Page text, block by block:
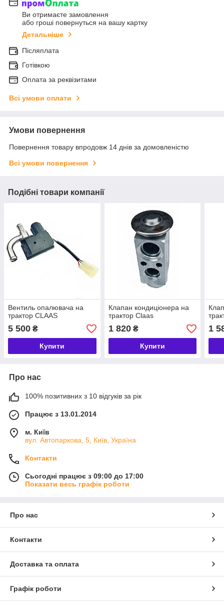
Ви отримаєте замовлення
або гроші повернуться на вашу картку
Детальніше
Післяплата
Готівкою
Оплата за реквізитами
Всі умови оплати
Умови повернення
Повернення товару впродовж 14 днів за домовленістю
Всі умови повернення
Подібні товари компанії
Вентиль опалювача на
трактор CLAAS
5 500 ₴
Купити
Клапан кондиціонера на
трактор Claas
1 820₴
Купити
1
Про нас
100% позитивних з 10 відгуків за рік
Працює з 13.01.2014
м. Київ
вул. Автопаркова, 5, Київ, Україна
Контакти
Сьогодні працює з 09:00 до 17:00
Показати весь графік роботи
Про нас
Контакти
Доставка та оплата
Графік роботи